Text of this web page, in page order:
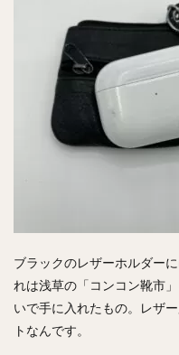
ブラックのレザーホルダー
れは浅草の「コンコン靴市
いで手に入れたもの。レザ
トなんです。